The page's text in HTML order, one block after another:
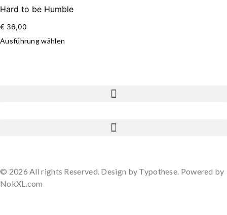
Hard to be Humble
€ 36,00
Ausführung wählen
© 2026 All rights Reserved. Design by Typothese. Powered by
NokXL.com